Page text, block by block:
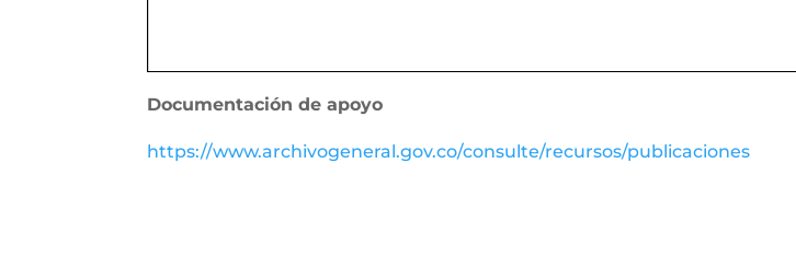
Documentación de apoyo
https://www.archivogeneral.gov.co/consulte/recursos/publicaciones